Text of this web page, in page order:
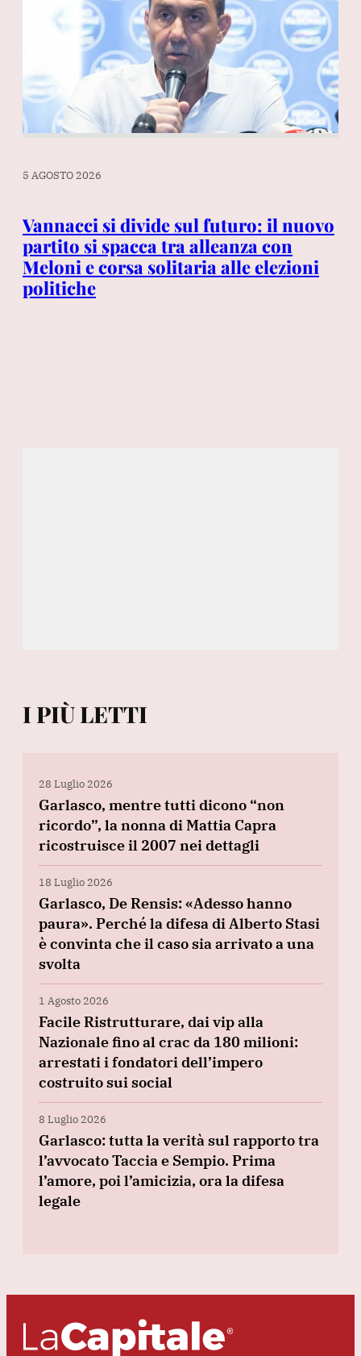
5 AGOSTO 2026
Vannacci si divide sul futuro: il nuovo
partito si spacca tra alleanza con
Meloni e corsa solitaria alle elezioni
politiche
I PIÙ LETTI
28 Luglio 2026
Garlasco, mentre tutti dicono “non
ricordo”, la nonna di Mattia Capra
ricostruisce il 2007 nei dettagli
18 Luglio 2026
Garlasco, De Rensis: «Adesso hanno
paura». Perché la difesa di Alberto Stasi
è convinta che il caso sia arrivato a una
svolta
1 Agosto 2026
Facile Ristrutturare, dai vip alla
Nazionale fino al crac da 180 milioni:
arrestati i fondatori dell’impero
costruito sui social
8 Luglio 2026
Garlasco: tutta la verità sul rapporto tra
l’avvocato Taccia e Sempio. Prima
l’amore, poi l’amicizia, ora la difesa
legale